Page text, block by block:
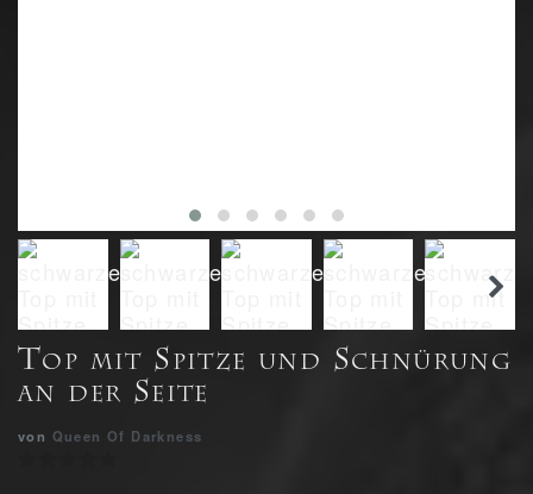
Top mit Spitze und Schnürung
an der Seite
von Queen Of Darkness